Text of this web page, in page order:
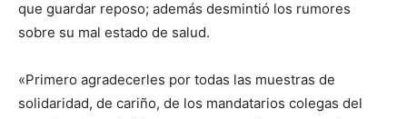
que guardar reposo; además desmintió los rumores
sobre su mal estado de salud.
«Primero agradecerles por todas las muestras de
solidaridad, de cariño, de los mandatarios colegas del